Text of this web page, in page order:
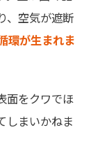
、空気が遮断
環が生まれま
面をクワでほ
しまいかねま